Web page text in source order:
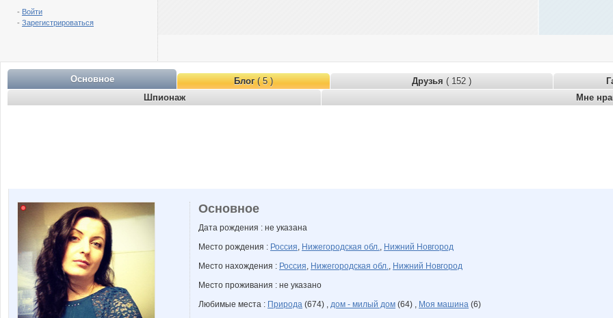
- Войти
- Зарегистрироваться
Основное Блог( 5 ) Друзья ( 152 )
Шпионаж
Мне
Основное
Дата рождения : не указана
Место рождения : Россия, Нижегородская обл., Нижний Новгород
Место нахождения : Россия, Нижегородская обл., Нижний Новгород
Место проживания : не указано
Любимые места : Природа (674) , дом - милый дом (64) , Моя машина (6)